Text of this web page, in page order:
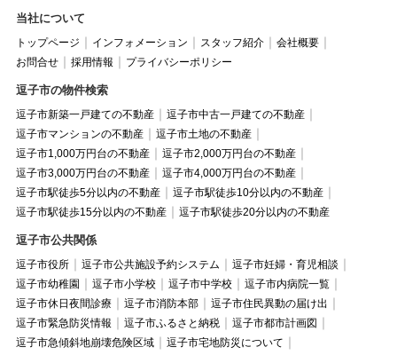
当社について
トップページ インフォメーション スタッフ紹介
会社概要
お問合せ
採用情報 プライバシーポリシー
逗子市の物件検索
逗子市新築一戸建ての不動産
逗子市中古一戸建ての不動産
逗子市マンションの不動産
逗子市土地の不動産
逗子市1,000万円台の不動産
逗子市2,000万円台の不動産
逗子市3,000万円台の不動産
逗子市4,000万円台の不動産
逗子市駅徒歩5分以内の不動産
逗子市駅徒歩10分以内の不動産
逗子市駅徒歩15分以内の不動産
逗子市駅徒歩20分以内の不動産
逗子市公共関係
逗子市役所 逗子市公共施設予約システム
逗子市妊婦・育児相談
逗子市幼稚園
逗子市小学校 逗子市中学校
逗子市内病院一覧
逗子市休日夜間診療
逗子市消防本部
逗子市住民異動の届け出
逗子市緊急防災情報
逗子市ふるさと納税
逗子市都市計画図
逗子市急傾斜地崩壊危険区域
逗子市宅地防災について